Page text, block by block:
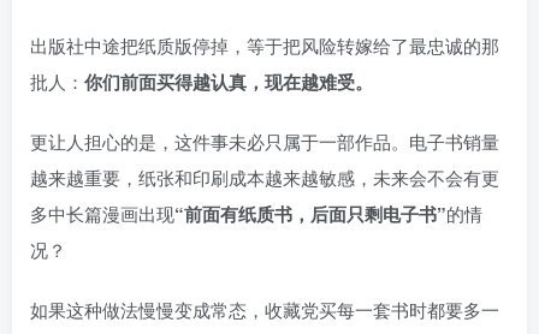
出版社中途把纸质版停掉，等于把风险转嫁给了最忠诚的那
批人： 你们前面买得越认真，现在越难受。
更让人担心的是，这件事未必只属于一部作品。电子书销量
越来越重要，纸张和印刷成本越来越敏感，未来会不会有更
多中长篇漫画出现“前面有纸质书，后面只剩电子书”的情
况？
如果这种做法慢慢变成常态，收藏党买每一套书时都要多一